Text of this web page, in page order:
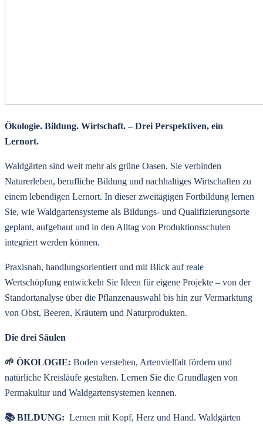
Ökologie. Bildung. Wirtschaft. – Drei Perspektiven, ein
Lernort.
Waldgärten sind weit mehr als grüne Oasen. Sie verbinden
Naturerleben, berufliche Bildung und nachhaltiges Wirtschaften zu
einem lebendigen Lernort. In dieser zweitägigen Fortbildung lernen
Sie, wie Waldgartensysteme als Bildungs- und Qualifizierungsorte
geplant, aufgebaut und in den Alltag von Produktionsschulen
integriert werden können.
Praxisnah, handlungsorientiert und mit Blick auf reale
Wertschöpfung entwickeln Sie Ideen für eigene Projekte – von der
Standortanalyse über die Pflanzenauswahl bis hin zur Vermarktung
von Obst, Beeren, Kräutern und Naturprodukten.
Die drei Säulen
🌱 ÖKOLOGIE: Boden verstehen, Artenvielfalt fördern und
natürliche Kreisläufe gestalten. Lernen Sie die Grundlagen von
Permakultur und Waldgartensystemen kennen.
📚 BILDUNG: Lernen mit Kopf, Herz und Hand. Waldgärten